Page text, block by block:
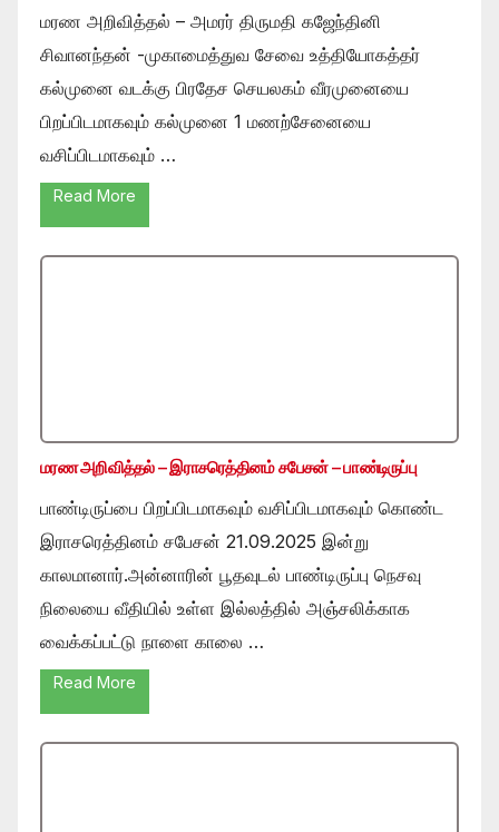
மரண அறிவித்தல் – அமரர் திருமதி கஜேந்தினி
சிவானந்தன் -முகாமைத்துவ சேவை உத்தியோகத்தர்
கல்முனை வடக்கு பிரதேச செயலகம் வீரமுனையை
பிறப்பிடமாகவும் கல்முனை 1 மணற்சேனையை
வசிப்பிடமாகவும் …
Read More
மரண அறிவித்தல் – இராசரெத்தினம் சபேசன் – பாண்டிருப்பு
பாண்டிருப்பை பிறப்பிடமாகவும் வசிப்பிடமாகவும் கொண்ட
இராசரெத்தினம் சபேசன் 21.09.2025 இன்று
காலமானார்.அன்னாரின் பூதவுடல் பாண்டிருப்பு நெசவு
நிலையை வீதியில் உள்ள இல்லத்தில் அஞ்சலிக்காக
வைக்கப்பட்டு நாளை காலை …
Read More